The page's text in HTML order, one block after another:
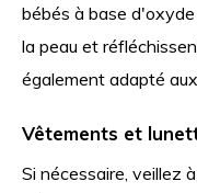
bébés à base
la peau et
également adapté
Vêtements et
Si nécessaire, veillez